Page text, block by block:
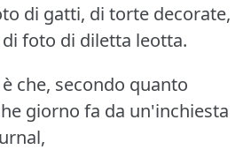
di gatti, di torte decorate,
foto di diletta leotta.
che, secondo quanto
giorno fa da un'inchiesta